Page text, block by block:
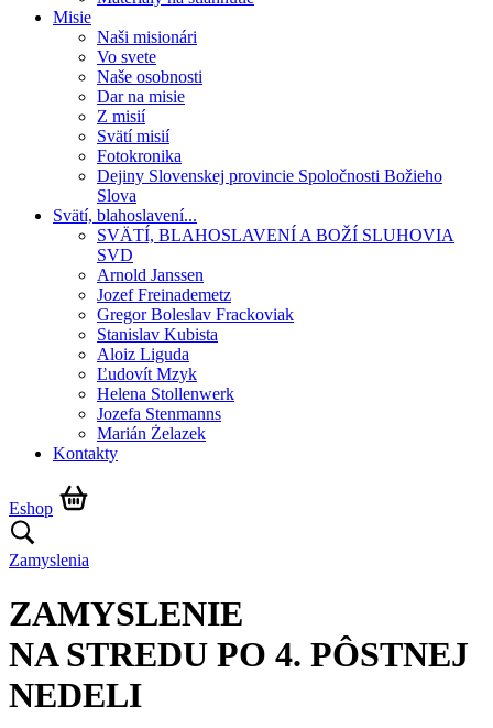
Misie
Naši misionári
Vo svete
Naše osobnosti
Dar na misie
Z misií
Svätí misií
Fotokronika
Dejiny Slovenskej provincie Spoločnosti Božieho
Slova
Svätí, blahoslavení...
SVÄTÍ, BLAHOSLAVENÍ A BOŽÍ SLUHOVIA
SVD
Arnold Janssen
Jozef Freinademetz
Gregor Boleslav Frackoviak
Stanislav Kubista
Aloiz Liguda
Ľudovít Mzyk
Helena Stollenwerk
Jozefa Stenmanns
Marián Żelazek
Kontakty
Eshop
Zamyslenia
ZAMYSLENIE
NA STREDU PO 4. PÔSTNEJ
NEDELI